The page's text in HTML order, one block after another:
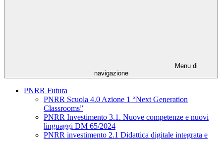
Menu di
navigazione
PNRR Futura
PNRR Scuola 4.0 Azione 1 “Next Generation
Classrooms”
PNRR Investimento 3.1. Nuove competenze e nuovi
linguaggi DM 65/2024
PNRR investimento 2.1 Didattica digitale integrata e